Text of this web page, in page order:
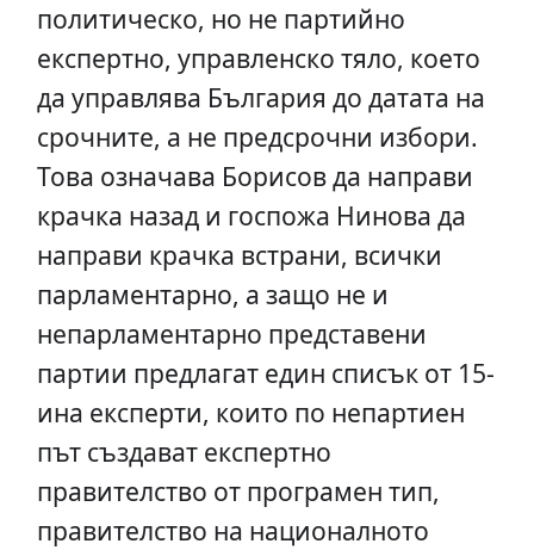
политическо, но не партийно
експертно, управленско тяло, което
да управлява България до датата на
срочните, а не предсрочни избори.
Това означава Борисов да направи
крачка назад и госпожа Нинова да
направи крачка встрани, всички
парламентарно, а защо не и
непарламентарно представени
партии предлагат един списък от 15-
ина експерти, които по непартиен
път създават експертно
правителство от програмен тип,
правителство на националното